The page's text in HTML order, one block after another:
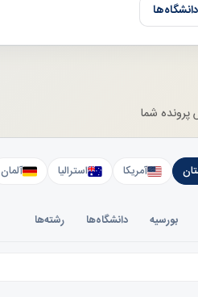
دانشگاه‌ها
شما
آمریکا استرالیا آلمان
بورسیه دانشگاه‌ها رشته‌ها